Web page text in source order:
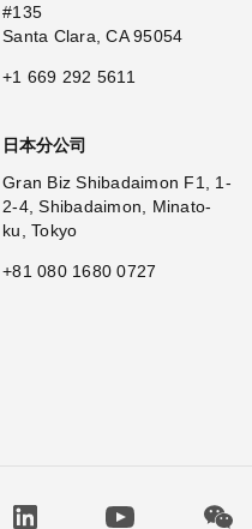
#135
Santa Clara, CA 95054
+1 669 292 5611
日本分公司
Gran Biz Shibadaimon F1, 1-
2-4, Shibadaimon, Minato-
ku, Tokyo
+81 080 1680 0727